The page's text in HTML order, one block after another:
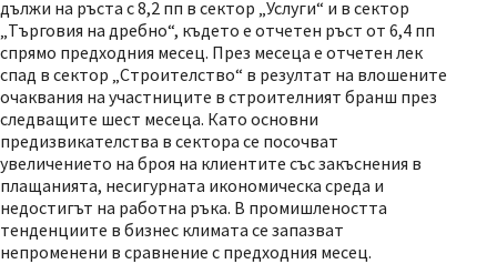
дължи на ръста с 8,2 пп в сектор „Услуги“ и в сектор
„Търговия на дребно“, където е отчетен ръст от 6,4 пп
спрямо предходния месец. През месеца е отчетен лек
спад в сектор „Строителство“ в резултат на влошените
очаквания на участниците в строителният бранш през
следващите шест месеца. Като основни
предизвикателства в сектора се посочват
увеличението на броя на клиентите със закъснения в
плащанията, несигурната икономическа среда и
недостигът на работна ръка. В промишлеността
тенденциите в бизнес климата се запазват
непроменени в сравнение с предходния месец.